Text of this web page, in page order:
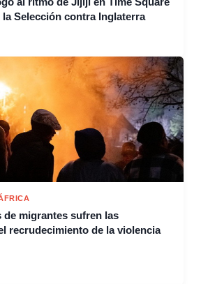
Selección contra Inglaterra
de migrantes sufren las
recrudecimiento de la violencia